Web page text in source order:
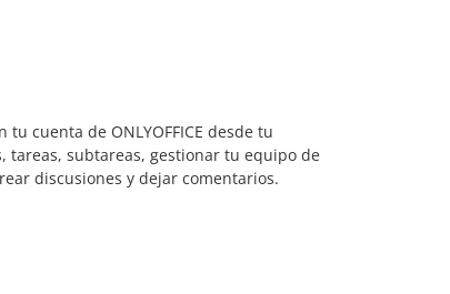
cuenta de ONLYOFFICE desde tu
tareas, subtareas, gestionar tu equipo de
discusiones y dejar comentarios.